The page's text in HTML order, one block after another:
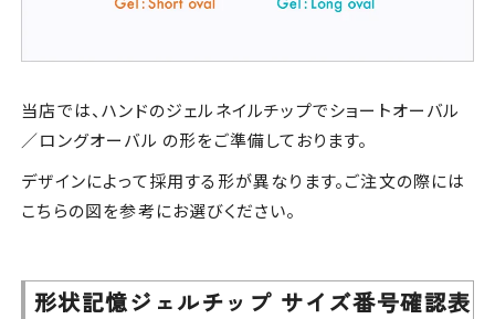
当店では、ハンドのジェルネイルチップでショートオーバル
／ロングオーバル の形をご準備しております。
デザインによって採用する形が異なります。ご注文の際には
こちらの図を参考にお選びください。
形状記憶ジェルチップ サイズ番号確認表